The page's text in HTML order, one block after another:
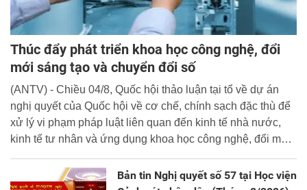
Thúc đẩy phát triển khoa học công nghệ, đổi
mới sáng tạo và chuyển đổi số
(ANTV) - Chiều 04/8, Quốc hội thảo luận tại tổ về dự án
nghị quyết của Quốc hội về cơ chế, chính sạch đặc thù để
xử lý vi phạm pháp luật liên quan đến kinh tế nhà nước,
kinh tế tư nhân và ứng dụng khoa học công nghệ, đổi mới
Bản tin Nghị quyết số 57 tại Học viện